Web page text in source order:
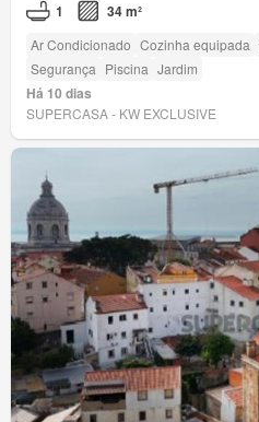
1 34 m²
Ar Condicionado Cozinha equipada
Segurança Piscina Jardim
Há 10 dias
SUPERCASA - KW EXCLUSIVE